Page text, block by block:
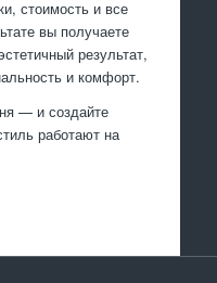
стоимость и все
вы получаете
результат,
и комфорт.
— и создайте
работают на